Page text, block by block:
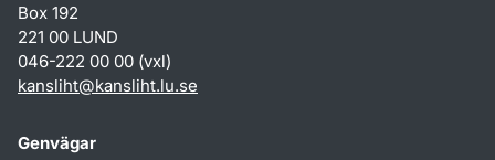
Box 192
221 00 LUND
046-222 00 00 (vxl)
kansliht@kansliht.lu.se
Genvägar